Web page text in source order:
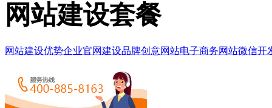
网站建设套餐
网站建设优势企业官网建设品牌创意网站电子商务网站微信开